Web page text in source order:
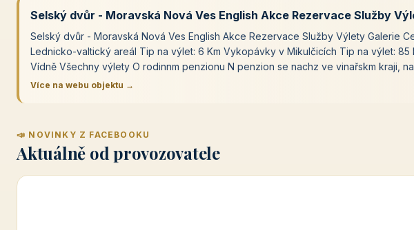
Selský dvůr - Moravská Nová Ves English Akce Rezervace Služby
Selský dvůr - Moravská Nová Ves English Akce Rezervace Služby Výlety Galerie
Lednicko-valtický areál Tip na výlet: 6 Km Vykopávky v Mikulčicích Tip na výlet: 85
Vídně Všechny výlety O rodinnm penzionu N penzion se nachz ve vinařskm kraji,
Více na webu objektu →
📣 NOVINKY Z FACEBOOKU
Aktuálně od provozovatele